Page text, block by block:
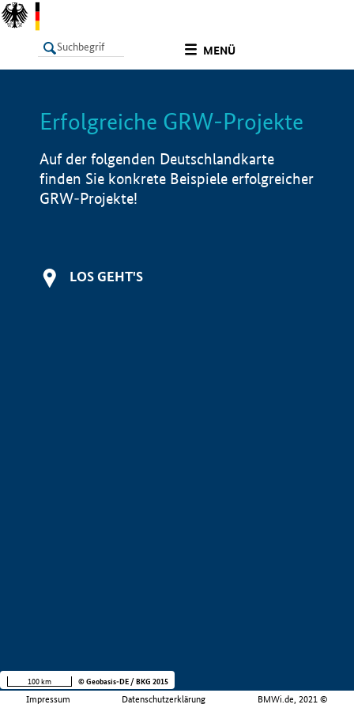
MENÜ
LISTE Info
Erfolgreiche GRW-Projekte
Auf der folgenden Deutschlandkarte
finden Sie konkrete Beispiele erfolgreicher
GRW-Projekte!
LOS GEHT'S
Impressum Datenschutzerklärung BMWi.de, 2021 ©
100 km © Geobasis-DE / BKG 2015